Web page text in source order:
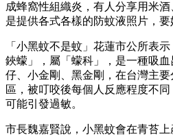
成蜂窩性組織炎，有人分享用米
是提供各式各樣的防蚊液照片，要
「小黑蚊不是蚊」花蓮市公所表
鋏蠓」，屬「蠓科」，是一種吸
仔、小金剛、黑金剛，在台灣主
區，被叮咬後每個人反應程度不
可能引發過敏。
市長魏嘉賢說，小黑蚊會在青苔